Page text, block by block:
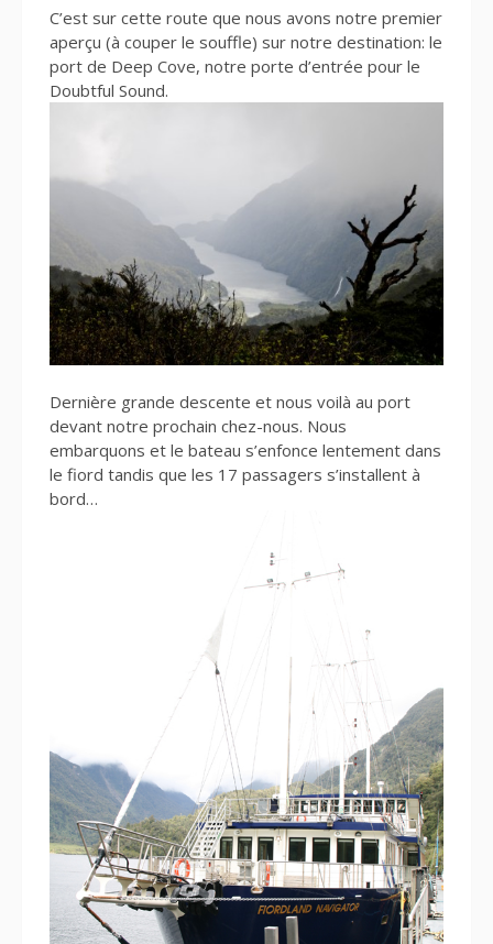
C’est sur cette route que nous avons notre premier
aperçu (à couper le souffle) sur notre destination: le
port de Deep Cove, notre porte d’entrée pour le
Doubtful Sound.
Dernière grande descente et nous voilà au port
devant notre prochain chez-nous. Nous
embarquons et le bateau s’enfonce lentement dans
le fiord tandis que les 17 passagers s’installent à
bord…